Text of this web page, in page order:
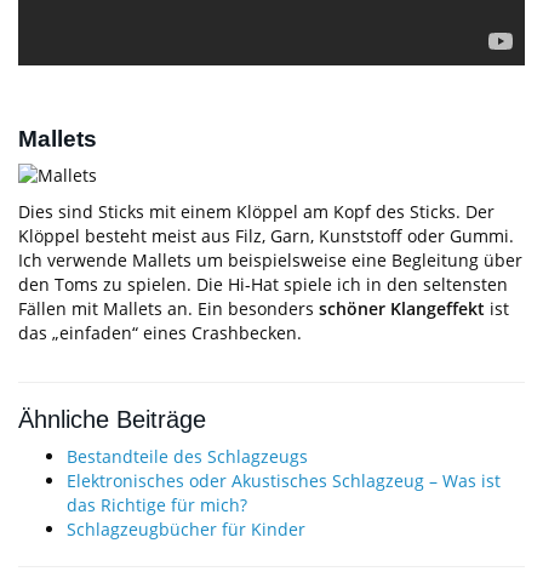
Mallets
Dies sind Sticks mit einem Klöppel am Kopf des Sticks. Der
Klöppel besteht meist aus Filz, Garn, Kunststoff oder Gummi.
Ich verwende Mallets um beispielsweise eine Begleitung über
den Toms zu spielen. Die Hi-Hat spiele ich in den seltensten
Fällen mit Mallets an. Ein besonders schöner Klangeffekt ist
das „einfaden“ eines Crashbecken.
Ähnliche Beiträge
Bestandteile des Schlagzeugs
Elektronisches oder Akustisches Schlagzeug – Was ist
das Richtige für mich?
Schlagzeugbücher für Kinder